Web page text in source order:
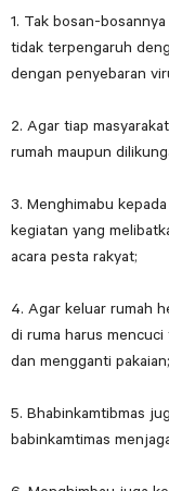
1. Tak bosan-
tidak terpengaruh
dengan penyebaran
2. Agar tiap
rumah maupun
3. Menghimabu
kegiatan yang
acara pesta rakyat;
4. Agar keluar rumah
di ruma harus
dan mengganti pakaian;
5. Bhabinkamtibmas
babinkamtimas